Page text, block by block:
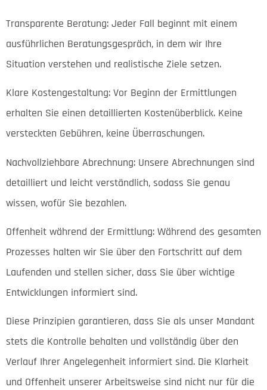
Transparente Beratung: Jeder Fall beginnt mit einem
ausführlichen Beratungsgespräch, in dem wir Ihre
Situation verstehen und realistische Ziele setzen.
Klare Kostengestaltung: Vor Beginn der Ermittlungen
erhalten Sie einen detaillierten Kostenüberblick. Keine
versteckten Gebühren, keine Überraschungen.
Nachvollziehbare Abrechnung: Unsere Abrechnungen sind
detailliert und leicht verständlich, sodass Sie genau
wissen, wofür Sie bezahlen.
Offenheit während der Ermittlung: Während des gesamten
Prozesses halten wir Sie über den Fortschritt auf dem
Laufenden und stellen sicher, dass Sie über wichtige
Entwicklungen informiert sind.
Diese Prinzipien garantieren, dass Sie als unser Mandant
stets die Kontrolle behalten und vollständig über den
Verlauf Ihrer Angelegenheit informiert sind. Die Klarheit
und Offenheit unserer Arbeitsweise sind nicht nur für die